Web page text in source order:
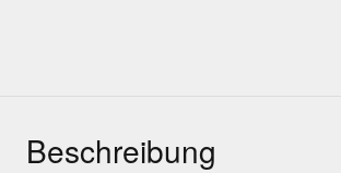
Beschreibung